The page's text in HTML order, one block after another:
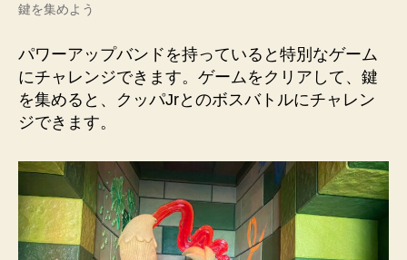
鍵を集めよう
パワーアップバンドを持っていると特別なゲーム
にチャレンジできます。ゲームをクリアして、鍵
を集めると、クッパJrとのボスバトルにチャレン
ジできます。